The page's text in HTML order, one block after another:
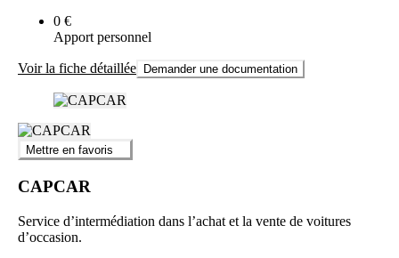
0 €
Apport personnel
Voir la fiche détaillée Demander une documentation
Mettre en favoris
CAPCAR
Service d’intermédiation dans l’achat et la vente de voitures
d’occasion.